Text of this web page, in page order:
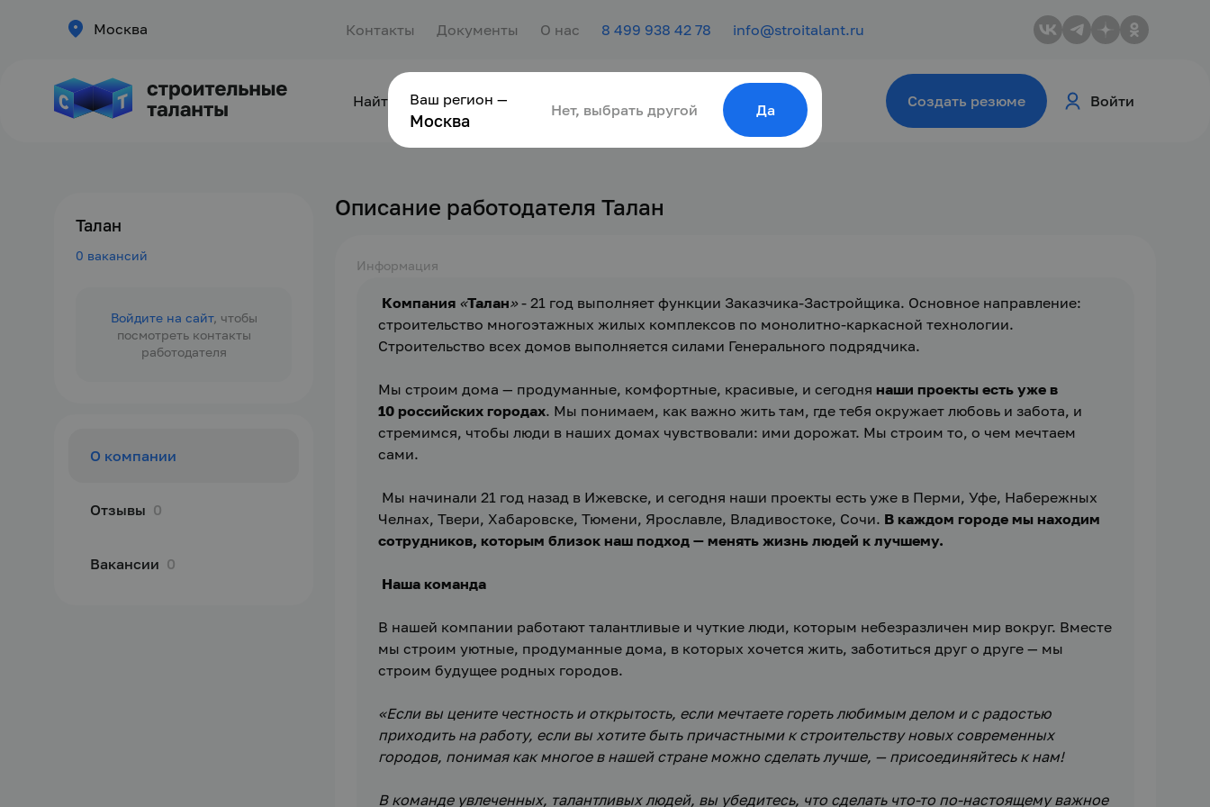
Москва Контакты Документы О нас 8 499 938 42 78 info@stroitalant.ru
Найти сотрудника Найти работу Для молодёжи Создать резюме Войти
Талан
0 вакансий
Войдите на сайт, чтобы
посмотреть контакты
работодателя
О компании
Отзывы 0
Вакансии 0
Описание работодателя Талан
Информация
Компания «Талан» - 21 год выполняет функции Заказчика-Застройщика. Основное направление:
строительство многоэтажных жилых комплексов по монолитно-каркасной технологии.
Строительство всех домов выполняется силами Генерального подрядчика.
Мы строим дома — продуманные, комфортные, красивые, и сегодня наши проекты есть уже в
10 российских городах. Мы понимаем, как важно жить там, где тебя окружает любовь и забота, и
стремимся, чтобы люди в наших домах чувствовали: ими дорожат. Мы строим то, о чем мечтаем
сами.
Мы начинали 21 год назад в Ижевске, и сегодня наши проекты есть уже в Перми, Уфе, Набережных
Челнах, Твери, Хабаровске, Тюмени, Ярославле, Владивостоке, Сочи. В каждом городе мы находим
сотрудников, которым близок наш подход — менять жизнь людей к лучшему.
Наша команда
В нашей компании работают талантливые и чуткие люди, которым небезразличен мир вокруг. Вместе
мы строим уютные, продуманные дома, в которых хочется жить, заботиться друг о друге — мы
строим будущее родных городов.
«Если вы цените честность и открытость, если мечтаете гореть любимым делом и с радостью
приходить на работу, если вы хотите быть причастными к строительству новых современных
городов, понимая как многое в нашей стране можно сделать лучше, — присоединяйтесь к нам!
В команде увлеченных, талантливых людей, вы убедитесь, что сделать что-то по-настоящему важное
Ваш регион —
Москва
Нет, выбрать другой Да